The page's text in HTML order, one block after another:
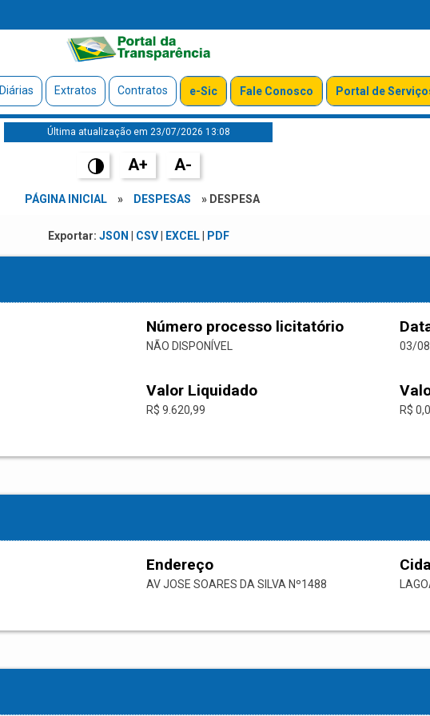
Diárias Extratos Contratos e-Sic Fale Conosco Portal de
Última atualização em 23/07/2026 13:08
A+ A-
PÁGINA INICIAL » DESPESAS » DESPESA
Exportar: JSON CSV| EXCEL| PDF
Número processo licitatório
NÃO DISPONÍVEL 03/
Valor Liquidado
R$ 9.620,99 R$
Endereço
AV JOSE SOARES DA SILVA Nº1488